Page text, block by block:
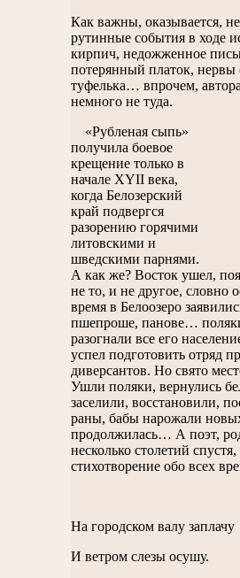
Как важны, оказывается,
рутинные события в ходе
кирпич, недожженное
потерянный платок, нервы
туфелька… впрочем,
немного не туда.
«Рубленая сыпь»
получила боевое
крещение только в
начале XYII века,
когда Белозерский
край подвергся
разорению горячими
литовскими и
шведскими парнями.
А как же? Восток ушел,
не то, и не другое, словно
время в Белоозеро
пшепроше, панове…
разогнали все его
успел подготовить отряд
диверсантов. Но свято
Ушли поляки, вернулись
заселили, восстановили,
раны, бабы нарожали
продолжилась… А поэт,
несколько столетий
стихотворение обо всех
На городском валу заплачу
И ветром слезы осушу.